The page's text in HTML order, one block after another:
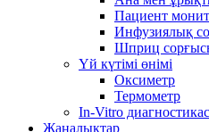
Пациент
Инфузиялық
Шприц
Үй күтімі өнімі
Оксиметр
Термометр
In-Vitro
Жаңалықтар